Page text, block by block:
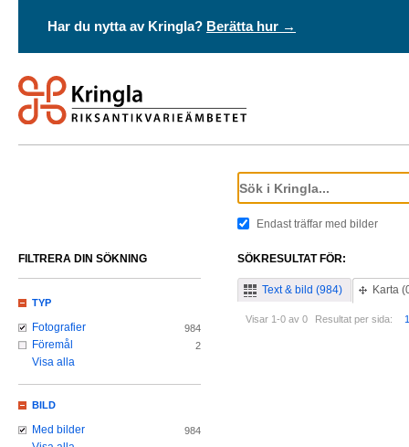
Har du nytta av Kringla? Berätta hur →
Endast träffar med bilder
SÖKRESULTAT FÖR:
Text & bild (984) Karta
Visar 1-0 av 0 Resultat per sida:
FILTRERA DIN SÖKNING
TYP
Fotografier 984
Föremål 2
Visa alla
BILD
Med bilder 984